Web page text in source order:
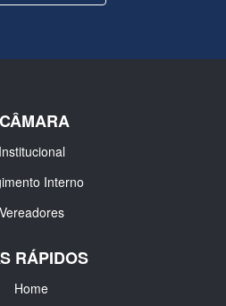
Institucional
Interno
Vereadores
RÁPIDOS
Home